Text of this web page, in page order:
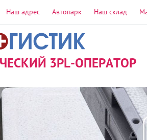
Наш адрес Автопарк Наш склад
3PL-ОПЕРАТОР